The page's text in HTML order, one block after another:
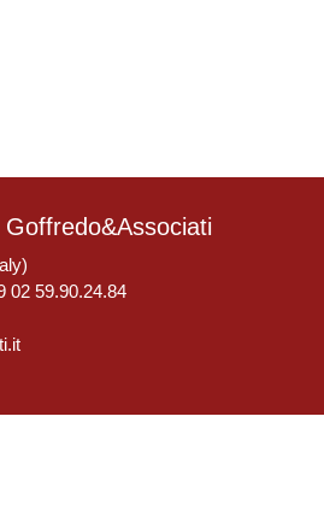
Goffredo&Associati
02 59.90.24.84